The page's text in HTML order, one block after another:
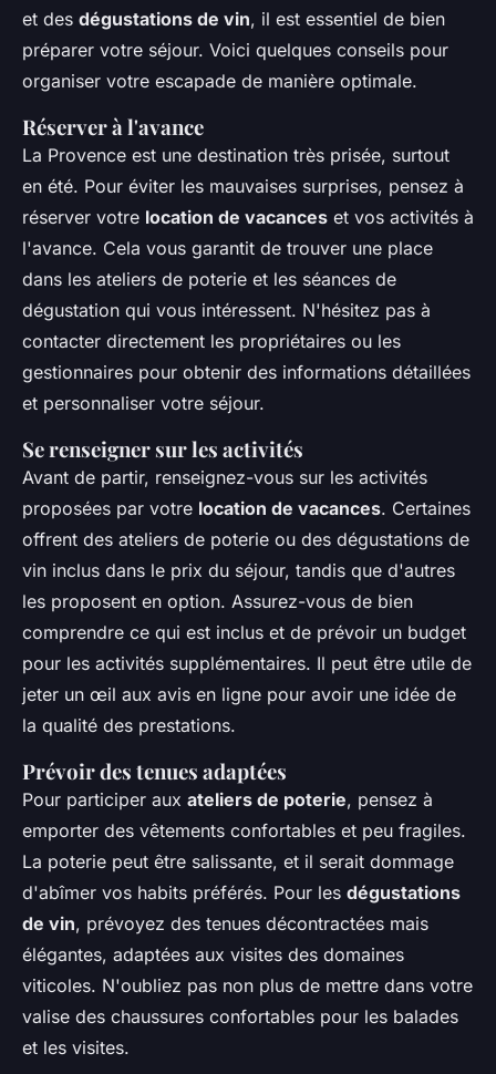
et des dégustations de vin, il est essentiel de bien
préparer votre séjour. Voici quelques conseils pour
organiser votre escapade de manière optimale.
Réserver à l'avance
La Provence est une destination très prisée, surtout
en été. Pour éviter les mauvaises surprises, pensez à
réserver votre location de vacances et vos activités à
l'avance. Cela vous garantit de trouver une place
dans les ateliers de poterie et les séances de
dégustation qui vous intéressent. N'hésitez pas à
contacter directement les propriétaires ou les
gestionnaires pour obtenir des informations détaillées
et personnaliser votre séjour.
Se renseigner sur les activités
Avant de partir, renseignez-vous sur les activités
proposées par votre location de vacances. Certaines
offrent des ateliers de poterie ou des dégustations de
vin inclus dans le prix du séjour, tandis que d'autres
les proposent en option. Assurez-vous de bien
comprendre ce qui est inclus et de prévoir un budget
pour les activités supplémentaires. Il peut être utile de
jeter un œil aux avis en ligne pour avoir une idée de
la qualité des prestations.
Prévoir des tenues adaptées
Pour participer aux ateliers de poterie, pensez à
emporter des vêtements confortables et peu fragiles.
La poterie peut être salissante, et il serait dommage
d'abîmer vos habits préférés. Pour les dégustations
de vin, prévoyez des tenues décontractées mais
élégantes, adaptées aux visites des domaines
viticoles. N'oubliez pas non plus de mettre dans votre
valise des chaussures confortables pour les balades
et les visites.